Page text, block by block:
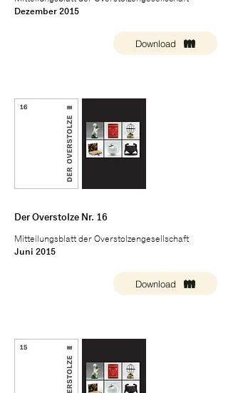
Dezember 2015
Download
Der Overstolze Nr. 16
Mitteilungsblatt der Overstolzengesellschaft
Juni 2015
Download